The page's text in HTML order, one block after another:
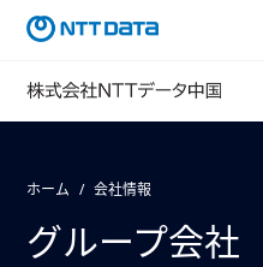
ホーム 会社情報
グループ会社